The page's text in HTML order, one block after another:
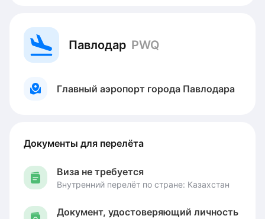
Павлодар PWQ
Главный аэропорт города Павлодара
Документы для перелёта
Виза не требуется
Внутренний перелёт по стране: Казахстан
Документ, удостоверяющий личность